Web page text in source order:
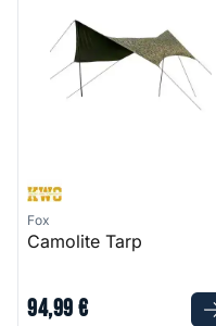
Fox
Camolite Tarp
94,99€